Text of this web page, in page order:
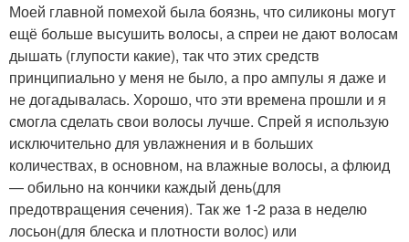
Моей главной помехой была боязнь, что силиконы могут
ещё больше высушить волосы, а спреи не дают волосам
дышать (глупости какие), так что этих средств
принципиально у меня не было, а про ампулы я даже и
не догадывалась. Хорошо, что эти времена прошли и я
смогла сделать свои волосы лучше. Спрей я использую
исключительно для увлажнения и в больших
количествах, в основном, на влажные волосы, а флюид
— обильно на кончики каждый день(для
предотвращения сечения). Так же 1-2 раза в неделю
лосьон(для блеска и плотности волос) или